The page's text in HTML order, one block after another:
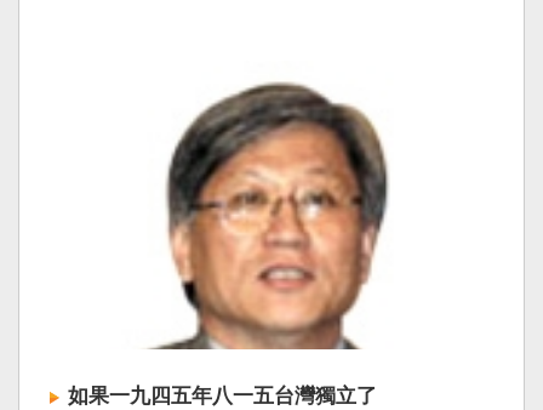
紅色恐怖正在世界各地蔓延，今年論壇主題聚焦
討論全球的民主韌性、灰帶侵擾的因應聯防，以
及非紅供應鏈的重塑，更加反映出台灣在國際社
會中的角色定位，以及期許台灣能承擔的國際責
任。 賴清德表示，當今台灣的民主成就受到國際
的肯定，面對中國「民促法」的威脅，台灣不會
接受統戰滲透和紅色恐怖、不會坐視中國將壓迫
黑手伸進台灣，或任何自由國家與地區。 賴清德
強調，台灣會以行動積極響應，落實「集體防
禦、責任分擔」，並將持續提升國防力量、強化
量，確保印太區域的和平穩定；台灣也將善用
「適應不同群體消費需求擴大優質供給」。顯然
七月中國官方的經濟數字，製造業採購經理人指
數PMI，由六月的五十．三％大幅滑落至四十九．
二％，不僅低於預估的五十．一％，更一舉跌破
五十％榮枯線，加上非製造業和綜合PMI產出指數
三大核心指標同步跌穿榮枯線，習近平的梭哈
（孤注一擲）失敗，在會議文件上不得不兩處承
認「困難」。 一處是「有效應對各種外部衝擊和
內部困難」，後面提及「要高度重視經濟運行中
的困難挑戰」。其後各段落所說的例如公平競
企業帳款拖欠問題」，更暴露企業之間拖欠已經
如果一九四五年八一五台灣獨立了